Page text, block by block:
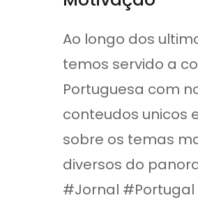
Ao longo dos
temos servido a
Portuguesa com
conteudos unicos
sobre os temas
diversos do
#Jornal #Portugal